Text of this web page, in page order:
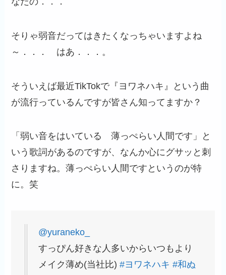
そりゃ弱音だってはきたくなっちゃいますよね
～．．． はあ．．．。
そういえば最近TikTokで『ヨワネハキ』という曲
が流行っているんですが皆さん知ってますか？
「弱い音をはいている 薄っぺらい人間です」と
いう歌詞があるのですが、なんか心にグサッと刺
さりますね。薄っぺらい人間ですというのが特
に。笑
@yuraneko_
すっぴん好きな人多いからいつもより
メイク薄め(当社比)#ヨワネハキ #和ぬ